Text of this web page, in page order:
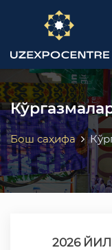
menu
Бош саҳифа
2026